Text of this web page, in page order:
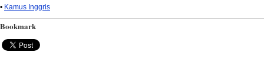
• Kamus Inggris
Bookmark